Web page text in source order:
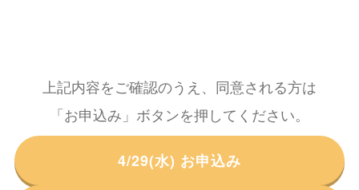
上記内容をご確認のうえ、同意される方は
「お申込み」ボタンを押してください。
4/29(水) お申込み